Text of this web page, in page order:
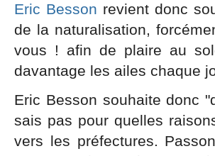
Eric Besson revient donc
de la naturalisation,
vous ! afin de plaire au
davantage les ailes chaque
Eric Besson souhaite donc
sais pas pour quelles
vers les préfectures.